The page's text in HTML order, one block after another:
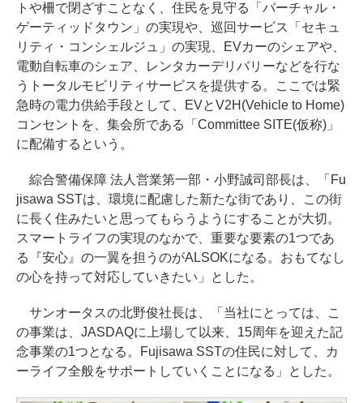
トや柵で閉ざすことなく、住民を見守る「バーチャル・
ゲーティッドタウン」の実現や、巡回サービス「セキュ
リティ・コンシェルジュ」の実現、EVカーのシェアや、
電動自転車のシェア、レンタカーデリバリーなどを行な
うトータルモビリティサービスを提供する。ここでは緊
急時の電力供給手段として、EVとV2H(Vehicle to Home)
コンセントを、集会所である「Committee SITE(仮称)」
に配備するという。
綜合警備保障 法人営業第一部・小野誠司部長は、「Fu
jisawa SSTは、環境に配慮した新たな街であり、この街
に長く住みたいと思ってもらうようにすることが大切。
スマートライフの実現のなかで、重要な要素の1つであ
る『安心』の一翼を担うのがALSOKになる。おもてなし
の心を持って対応していきたい」とした。
サンオータスの北野俊社長は、「当社にとっては、こ
の事業は、JASDAQに上場して以来、15周年を迎えた記
念事業の1つとなる。Fujisawa SSTの住民に対して、カ
ーライフ全般をサポートしていくことになる」とした。